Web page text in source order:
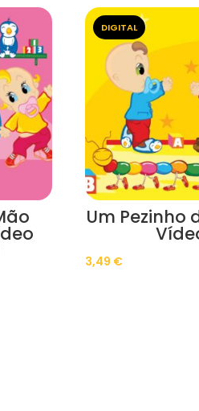
DIGITAL
Um Pezinho
3,49 €